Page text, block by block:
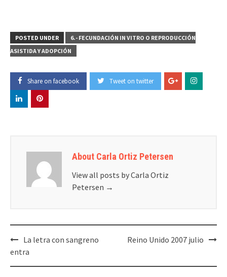
POSTED UNDER
6.- FECUNDACIÓN IN VITRO O REPRODUCCIÓN
ASISTIDA Y ADOPCIÓN
Share on facebook Tweet on twitter
About Carla Ortiz Petersen
View all posts by Carla Ortiz
Petersen →
Post
navigation
La letra con sangreno
entra
Reino Unido 2007 julio